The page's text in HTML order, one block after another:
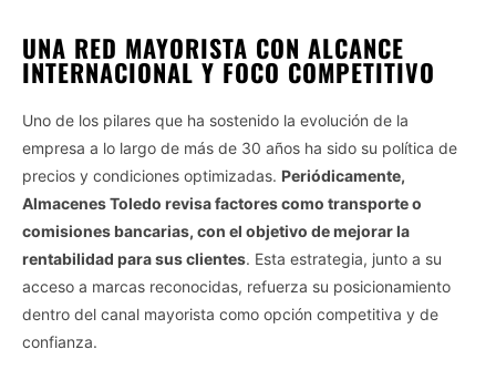
UNA RED MAYORISTA CON ALCANCE
INTERNACIONAL Y FOCO COMPETITIVO
Uno de los pilares que ha sostenido la evolución de la
empresa a lo largo de más de 30 años ha sido su política de
precios y condiciones optimizadas. Periódicamente,
Almacenes Toledo revisa factores como transporte o
comisiones bancarias, con el objetivo de mejorar la
rentabilidad para sus clientes. Esta estrategia, junto a su
acceso a marcas reconocidas, refuerza su posicionamiento
dentro del canal mayorista como opción competitiva y de
confianza.